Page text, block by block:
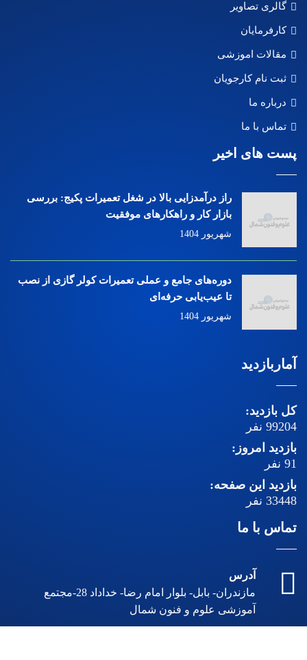
گالری تصاویر
کارفرمایان
مقالات اموزشی
ثبت نام کارجویان
درباره ما
تماس با ما
پست های اخیر
راز درآمدزایی بالا در شغل تعمیرات پکیج: بررسی
بازار کار و راهکارهای موفقیت
شهریور 1404
دوره‌های جامع و عملی تعمیرات کولر گازی از نصب
تا عیب‌یابی حرفه‌ای
شهریور 1404
آماربازدید
کل بازدید:
99204 نفر
بازدید امروز:
91 نفر
بازدید این صفحه:
33448 نفر
تماس با ما
آدرس
مازندران- بابل- بلوار امام رضا- خداداد 28-مجتمع
آموزشی علوم و فنون شمال